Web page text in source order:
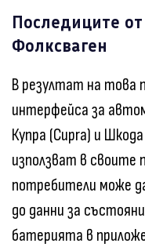
Последиците
Фолксваген
В резултат на това
интерфейса за
Купра (Cupra) и
използват в своите
потребители може
до данни за
батерията в